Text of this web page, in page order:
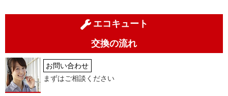
エコキュート
交換の流れ
お問い合わせ
まずはご相談ください